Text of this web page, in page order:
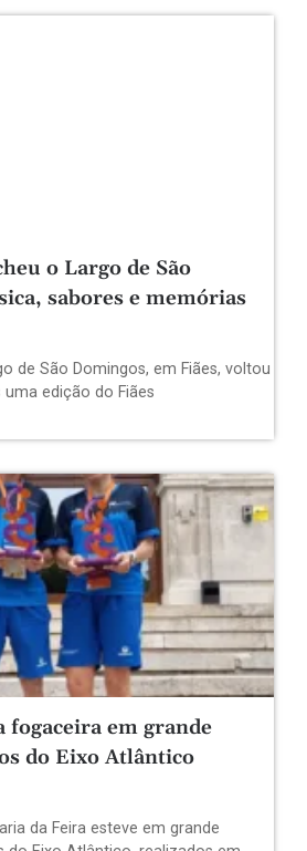
o Largo de São
sabores e memórias
de São Domingos, em Fiães, voltou
edição do Fiães
fogaceira em grande
do Eixo Atlântico
da Feira esteve em grande